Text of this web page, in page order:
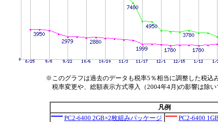
※このグラフは過去のデータも税率5％相当に調整した税込
税率変更や、総額表示方式導入（2004年4月)の影響は除い
凡例
PC2-6400 2GB×2枚組みパッケージ
PC2-6400